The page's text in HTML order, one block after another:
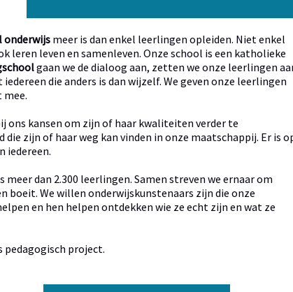
meer is dan enkel leerlingen opleiden. Niet enkel
leren leven en samenleven. Onze school is een katholieke
gaan we de dialoog aan, zetten we onze leerlingen
die anders is dan wijzelf. We geven onze leerlingen
mee.
ons kansen om zijn of haar kwaliteiten verder te
zijn of haar weg kan vinden in onze maatschappij. Er is
iedereen.
dan 2.300 leerlingen. Samen streven we ernaar om
boeit. We willen onderwijskunstenaars zijn die onze
en hen helpen ontdekken wie ze echt zijn en wat ze
pedagogisch project.